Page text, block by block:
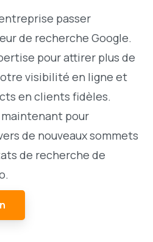
passer
de recherche Google.
pour attirer plus de
visibilité en ligne et
en clients fidèles.
pour
de nouveaux sommets
de recherche de